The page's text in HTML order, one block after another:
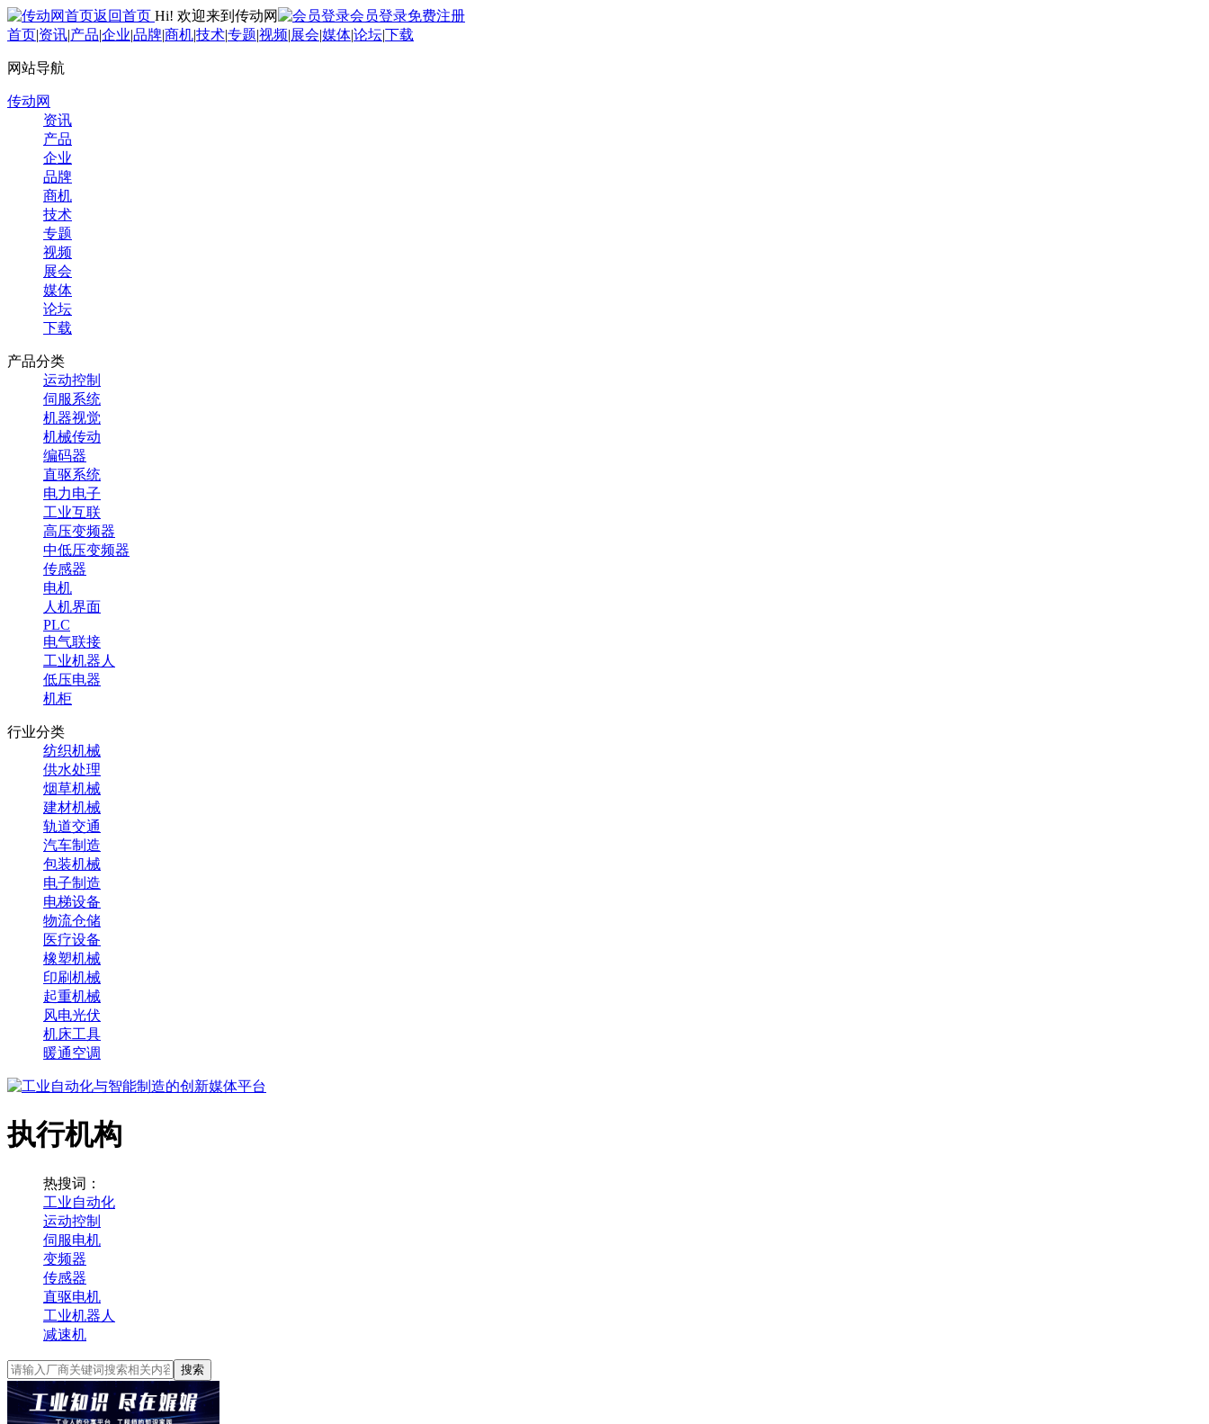
返回首页 Hi! 欢迎来到传动网 会员登录免费注册
首页|资讯|产品|企业|品牌|商机|技术|专题|视频|展会|媒体|论坛|下载
网站导航
传动网
资讯
产品
企业
品牌
商机
技术
专题
视频
展会
媒体
论坛
下载
产品分类
运动控制
伺服系统
机器视觉
机械传动
编码器
直驱系统
电力电子
工业互联
高压变频器
中低压变频器
传感器
电机
人机界面
PLC
电气联接
工业机器人
低压电器
机柜
行业分类
纺织机械
供水处理
烟草机械
建材机械
轨道交通
汽车制造
包装机械
电子制造
电梯设备
物流仓储
医疗设备
橡塑机械
印刷机械
起重机械
风电光伏
机床工具
暖通空调
执行机构
热搜词：
工业自动化
运动控制
伺服电机
变频器
传感器
直驱电机
工业机器人
减速机
搜索